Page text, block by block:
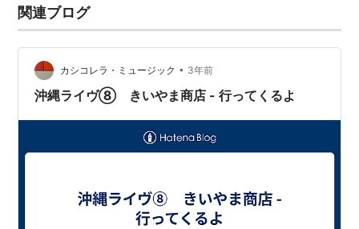
関連ブログ
カシコレラ・ミュージック • 3年前
沖縄ライヴ⑧ きいやま商店 - 行ってくるよ